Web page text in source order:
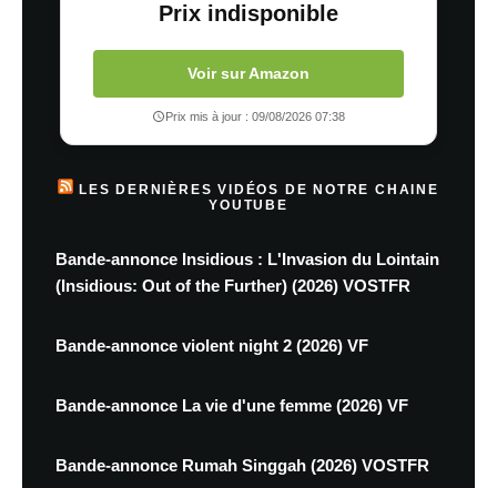
Prix indisponible
Voir sur Amazon
Prix mis à jour : 09/08/2026 07:38
LES DERNIÈRES VIDÉOS DE NOTRE CHAINE
YOUTUBE
Bande-annonce Insidious : L'Invasion du Lointain
(Insidious: Out of the Further) (2026) VOSTFR
Bande-annonce violent night 2 (2026) VF
Bande-annonce La vie d'une femme (2026) VF
Bande-annonce Rumah Singgah (2026) VOSTFR